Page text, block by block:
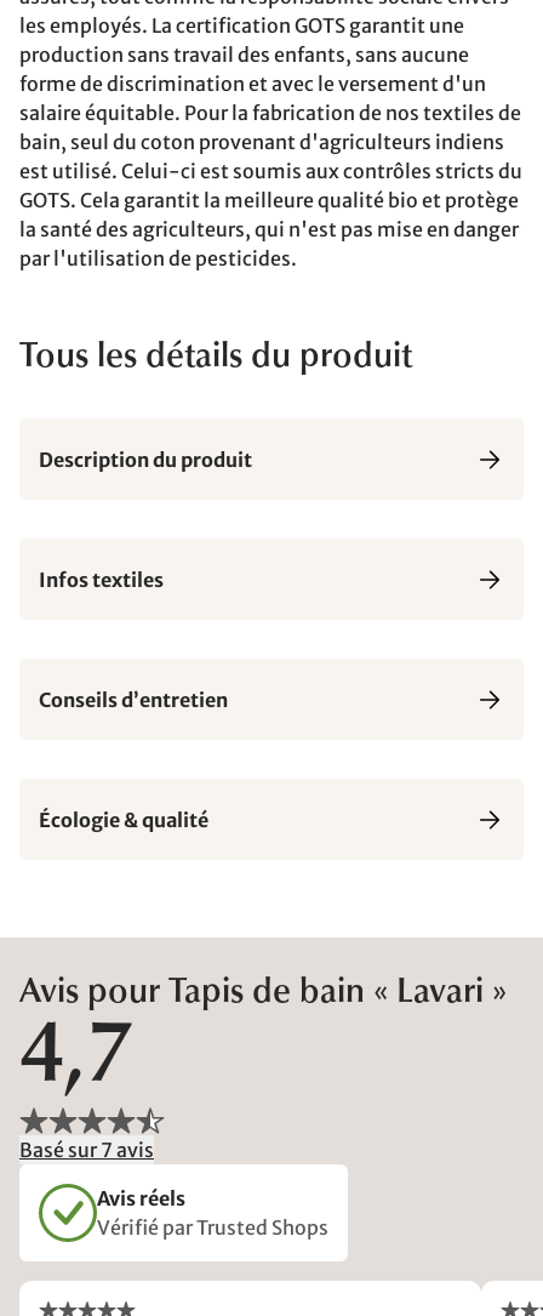
les employés. La certification GOTS garantit une
production sans travail des enfants, sans aucune
forme de discrimination et avec le versement d'un
salaire équitable. Pour la fabrication de nos textiles de
bain, seul du coton provenant d'agriculteurs indiens
est utilisé. Celui-ci est soumis aux contrôles stricts du
GOTS. Cela garantit la meilleure qualité bio et protège
la santé des agriculteurs, qui n'est pas mise en danger
par l'utilisation de pesticides.
Tous les détails du produit
Description du produit
Infos textiles
Conseils d’entretien
Écologie & qualité
Avis pour Tapis de bain « Lavari »
4,7
Basé sur 7 avis
Avis réels
Vérifié par Trusted Shops